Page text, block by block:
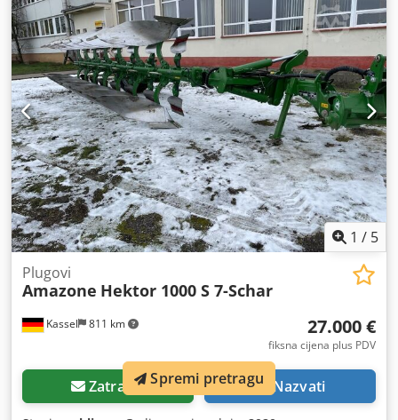
1 / 5
Kassel 811 km
Plugovi
Amazone Hektor 1000 S 7-Schar
27.000 €
fiksna cijena plus PDV
Zatražiti Nazvati
Spremi pretragu